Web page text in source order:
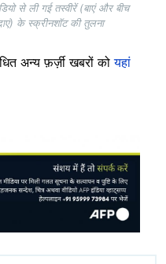
से ली गई तस्वीरें (बाएं और बीच
के स्क्रीनशॉट की तुलना
अन्य फ़र्ज़ी खबरों कोयहां